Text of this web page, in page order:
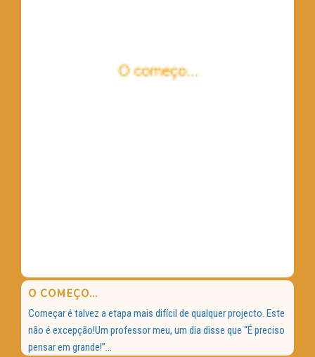
O COMEÇO…
Começar é talvez a etapa mais difícil de qualquer projecto. Este
não é excepção!Um professor meu, um dia disse que “É preciso
pensar em grande!”...